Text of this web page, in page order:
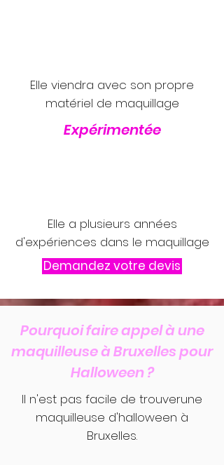
Elle viendra avec son propre
matériel de maquillage
Expérimentée
Elle a plusieurs années
d'expériences dans le maquillage
Demandez votre devis
Pourquoi faire appel à une
maquilleuse à Bruxelles pour
Halloween ?
Il n'est pas facile de trouverune
maquilleuse d'halloween à
Bruxelles.